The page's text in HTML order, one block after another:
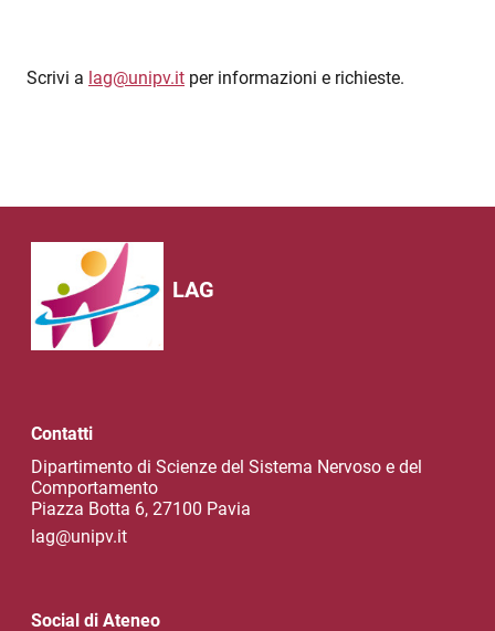
Scrivi a lag@unipv.it per informazioni e richieste.
LAG
Contatti
Dipartimento di Scienze del Sistema Nervoso e del
Comportamento
Piazza Botta 6, 27100 Pavia
lag@unipv.it
Social di Ateneo